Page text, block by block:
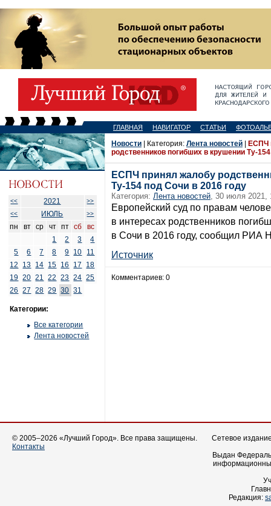
ГЛАВНАЯ НАВИГАТОР СТАТЬИ
<< 2021
>>
<<
ИЮЛЬ >>
пн вт ср чт пт сб
вс
1
2 3
4
5
6 7 8 9 10
11
12
13 14 15 16 17
18
19 20 21 22 23 24 25
26
27 28 29 30 31
Категории:
Все категории
Лента новостей
Новости | Категория: Лента новостей
ЕСПЧ
родственников погибших в крушении Ту-
ЕСПЧ принял жалобу
Ту-154 под Сочи в 2016 году
Категория: Лента новостей, 30 июля 2021,
Европейский суд по правам
в интересах родственников
в Сочи в 2016 году, сообщил РИА
Источник
Комментариев: 0
© 2005–2026 «Лучший Город». Все права защищены.
Контакты
Сетевое
Выдан
Редакция: